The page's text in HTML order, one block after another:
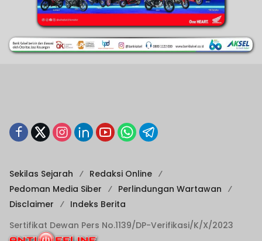
Sekilas Sejarah
Redaksi Online
Pedoman Media Siber
Perlindungan Wartawan
Disclaimer
Indeks Berita
Sertifikat Dewan Pers No.1139/DP-Verifikasi/K/X/2023